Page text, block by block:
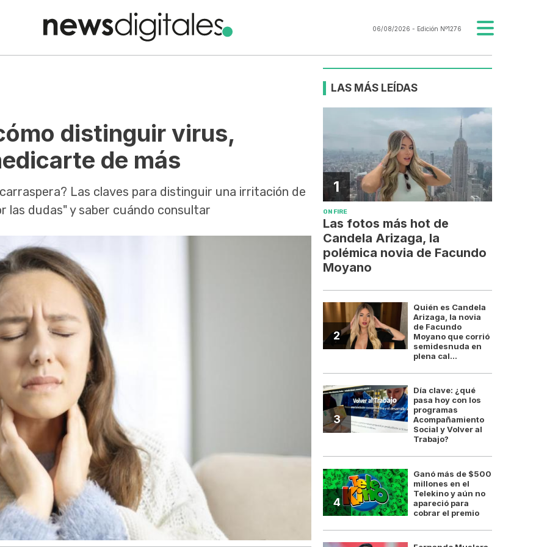
06/08/2026 - Edición Nº1276
distinguir virus,
de más
Las claves para distinguir una irritación de
las dudas" y saber cuándo consultar
LAS MÁS LEÍDAS
1
ON FIRE
Las fotos más hot de
Candela Arizaga, la
polémica novia de Facundo
Moyano
2
Quién es Candela
Arizaga, la novia
de Facundo
Moyano que corrió
semidesnuda en
plena cal...
3
Día clave: ¿qué
pasa hoy con los
programas
Acompañamiento
Social y Volver al
Trabajo?
4
Ganó más de $500
millones en el
Telekino y aún no
apareció para
cobrar el premio